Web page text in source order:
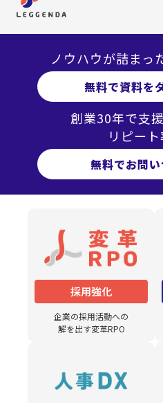
ノウハウが詰まっ
無料で資料を
創業30年で支
リピー
無料でお問
採用強化
企業の採用活動への
解を出す変革RPO
当年1〜3月：採用広報
ナビ解禁に合わせて広報を強
を初接点の場と捉えてしまう
それまでの接点をどうつなげ
当年4〜6月：本選考・
選考と内々定出しが本格化し
学生側の比較軸が固まってい
当年7月以降：内定者
内定を出して終わりではありま
内定者同士、社員との接点を
退率や入社意欲は大きく変わ
レジェンダ担当者のコ